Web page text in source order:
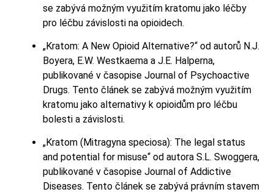
se zabývá možným využitím kratomu jako léčby
pro léčbu závislosti na opioidech.
„Kratom: A New Opioid Alternative?“ od autorů N.J.
Boyera, E.W. Westkaema a J.E. Halperna,
publikované v časopise Journal of Psychoactive
Drugs. Tento článek se zabývá možným využitím
kratomu jako alternativy k opioidům pro léčbu
bolesti a závislosti.
„Kratom (Mitragyna speciosa): The legal status
and potential for misuse“ od autora S.L. Swoggera,
publikované v časopise Journal of Addictive
Diseases. Tento článek se zabývá právním stavem